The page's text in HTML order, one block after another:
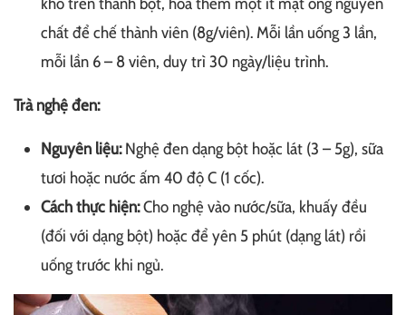
chất để chế thành viên (8g/viên). Mỗi lần uống 3 lần,
mỗi lần 6 – 8 viên, duy trì 30 ngày/liệu trình.
Trà nghệ đen:
Nguyên liệu:Nghệ đen dạng bột hoặc lát (3 – 5g), sữa
tươi hoặc nước ấm 40 độ C (1 cốc).
Cách thực hiện:Cho nghệ vào nước/sữa, khuấy đều
(đối với dạng bột) hoặc để yên 5 phút (dạng lát) rồi
uống trước khi ngủ.